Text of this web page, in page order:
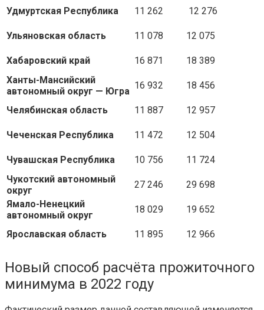
Удмуртская Республика 11 262 12 276
Ульяновская область 11 078 12 075
Хабаровский край 16 871
18 389
Ханты-Мансийский
автономный округ — Югра
16 932 18 456
Челябинская область 11 887 12 957
Чеченская Республика 11 472 12 504
Чувашская Республика 10 756
11 724
Чукотский автономный
округ
27 246
29 698
Ямало-Ненецкий
автономный округ
18 029 19 652
Ярославская область 11 895 12 966
Новый способ расчёта прожиточного
минимума в 2022 году